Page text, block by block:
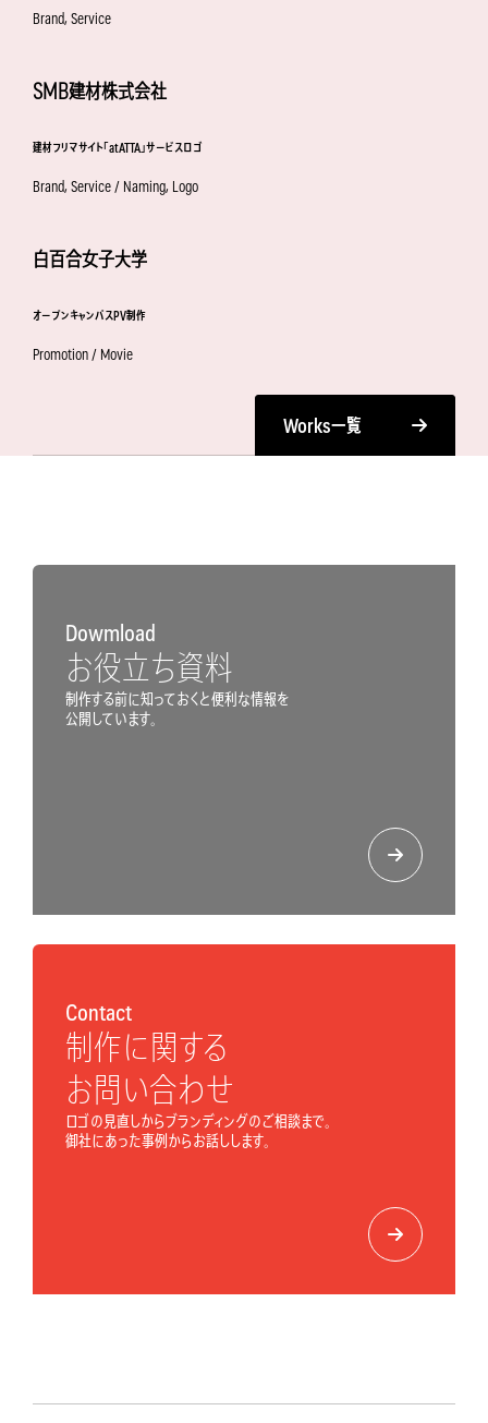
Brand, Service
SMB建材株式会社
建材フリマサイト「atATTA」サービスロゴ
Brand, Service / Naming, Logo
白百合女子大学
オープンキャンパスPV制作
Promotion / Movie
Works一覧
Dowmload
お役立ち資料
制作する前に知っておくと便利な情報を
公開しています。
Contact
制作に関する
お問い合わせ
ロゴの見直しからブランディングのご相談まで。
御社にあった事例からお話しします。